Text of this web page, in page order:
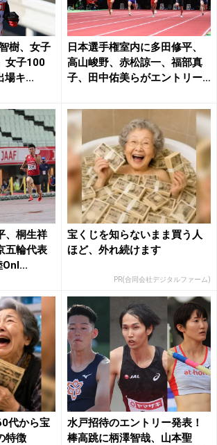
樹、女子
女子100
場キ...
日本選手権室内に多田修平、
高山峻野、赤松諒一、福部真
子、田中佑美らがエントリー
、桐生祥
五輪代表
Onl...
宝くじを知らないまま買う人
ほど、外れ続けます
PR(合同会社デジタルファーム)
代から宝
特徴
水戸招待のエントリー発表！
棒高跳に柄澤智哉、山本聖